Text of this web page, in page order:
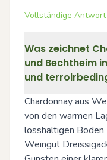
Vollständige
Was zeichnet
und Bechtheim
und
Chardonnay aus
von den warmen
lösshaltigen
Weingut